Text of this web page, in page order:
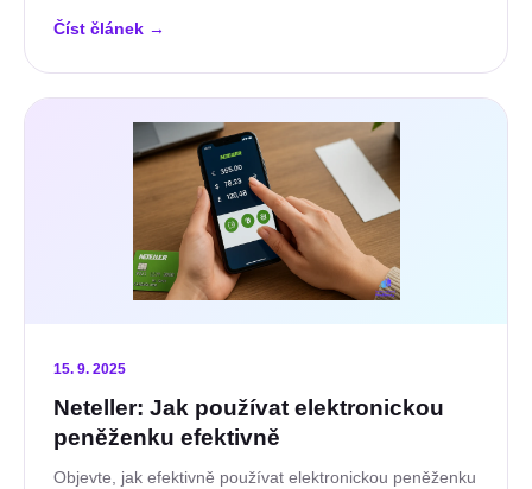
Číst článek →
15. 9. 2025
Neteller: Jak používat elektronickou
peněženku efektivně
Objevte, jak efektivně používat elektronickou peněženku